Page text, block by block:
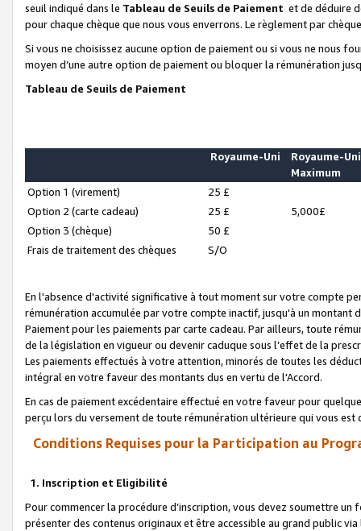
seuil indiqué dans le Tableau de Seuils de Paiement et de déduire
pour chaque chèque que nous vous enverrons. Le règlement par
Si vous ne choisissez aucune option de paiement ou si vous ne nous
moyen d’une autre option de paiement ou bloquer la rémunération
Tableau de Seuils de Paiement
Royaume-Uni
Royaume-Uni
Maximum
Option 1 (virement)
25 £
Option 2 (carte cadeau)
25 £
5,000£
Option 3 (chèque)
50 £
Frais de traitement des chèques
S/O
En l'absence d'activité significative à tout moment sur votre compte
rémunération accumulée par votre compte inactif, jusqu'à un montant
Paiement pour les paiements par carte cadeau. Par ailleurs, toute
de la législation en vigueur ou devenir caduque sous l’effet de la
Les paiements effectués à votre attention, minorés de toutes les
intégral en votre faveur des montants dus en vertu de l'Accord.
En cas de paiement excédentaire effectué en votre faveur pour
perçu lors du versement de toute rémunération ultérieure qui vous est
Conditions Requises pour la Participation au
1. Inscription et Eligibilité
Pour commencer la procédure d’inscription, vous devez soumettre
présenter des contenus originaux et être accessible au grand public